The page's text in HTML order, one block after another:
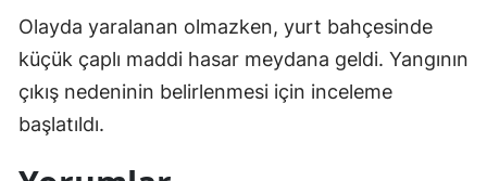
Olayda yaralanan olmazken, yurt bahçesinde
küçük çaplı maddi hasar meydana geldi. Yangının
çıkış nedeninin belirlenmesi için inceleme
başlatıldı.